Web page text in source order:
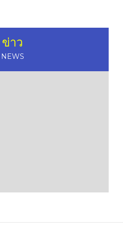
ข่าว
NEWS